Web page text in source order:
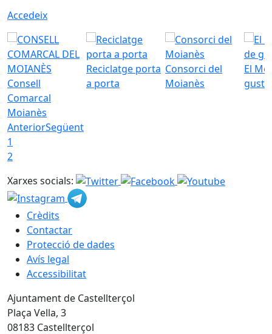
Accedeix
Consell
Comarcal
Moianès
Reciclatge porta
a porta
Consorci del
Moianès
El
gust
AnteriorSegüent
1
2
Xarxes socials:
Crèdits
Contactar
Protecció de dades
Avís legal
Accessibilitat
Ajuntament de Castellterçol
Plaça Vella, 3
08183 Castellterçol